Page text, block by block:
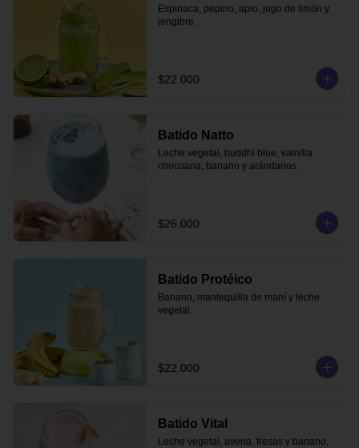
Espinaca, pepino, apio, jugo de limón y
jengibre.
$22.000
Batido Natto
Leche vegetal, buddhi blue, vainilla
chocoana, banano y arándanos.
$26.000
Batido Protéico
Banano, mantequilla de maní y leche
vegetal.
$22.000
Batido Vital
Leche vegetal, avena, fresas y banano,